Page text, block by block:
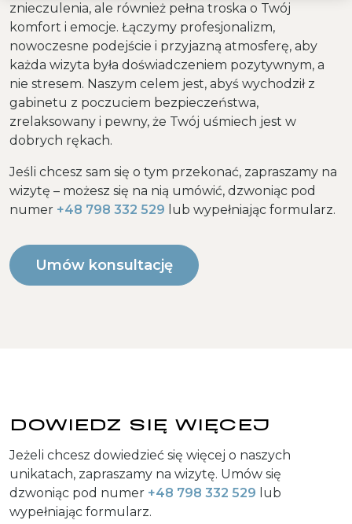
znieczulenia, ale również pełna troska o Twój
komfort i emocje. Łączymy profesjonalizm,
nowoczesne podejście i przyjazną atmosferę, aby
każda wizyta była doświadczeniem pozytywnym, a
nie stresem. Naszym celem jest, abyś wychodził z
gabinetu z poczuciem bezpieczeństwa,
zrelaksowany i pewny, że Twój uśmiech jest w
dobrych rękach.
Jeśli chcesz sam się o tym przekonać, zapraszamy na
wizytę – możesz się na nią umówić, dzwoniąc pod
numer +48 798 332 529 lub wypełniając formularz.
Umów konsultację
DOWIEDZ SIĘ WIĘCEJ
Jeżeli chcesz dowiedzieć się więcej o naszych
unikatach, zapraszamy na wizytę. Umów się
dzwoniąc pod numer +48 798 332 529 lub
wypełniając formularz.